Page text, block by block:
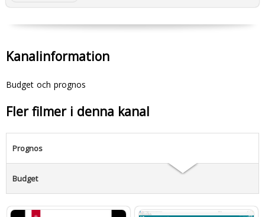
Kanalinformation
Budget och prognos
Fler filmer i denna kanal
Prognos
Budget